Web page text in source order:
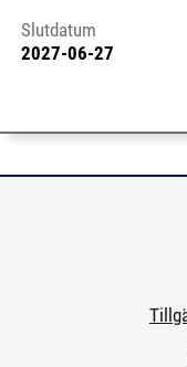
Slutdatum
2027-06-27